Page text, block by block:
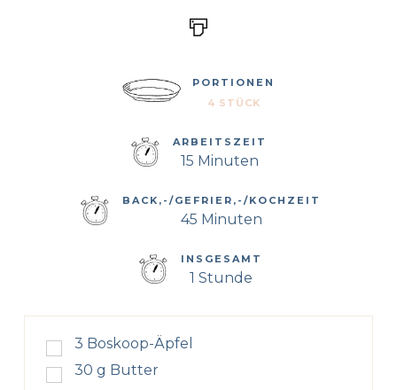
PORTIONEN
4 STÜCK
ARBEITSZEIT
15 Minuten
BACK,-/GEFRIER,-/KOCHZEIT
45 Minuten
INSGESAMT
1 Stunde
3 Boskoop-Äpfel
30 g Butter